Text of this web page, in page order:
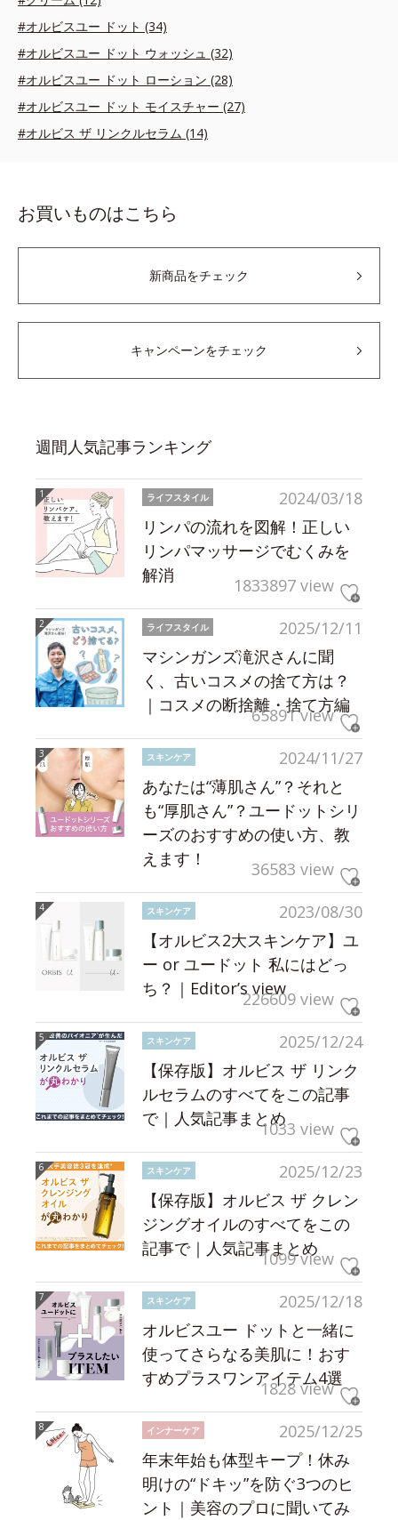
#オルビスユー ドット (34)
#オルビスユー ドット ウォッシュ (32)
#オルビスユー ドット ローション (28)
#オルビスユー ドット モイスチャー (27)
#オルビス ザ リンクルセラム (14)
お買いものはこちら
新商品をチェック
キャンペーンをチェック
週間人気記事ランキング
2024/03/18
ライフスタイル
リンパの流れを図解！正しい
リンパマッサージでむくみを
解消
1833897 view
2025/12/11
ライフスタイル
マシンガンズ滝沢さんに聞
く、古いコスメの捨て方は？
｜コスメの断捨離・捨て方編
65891 view
2024/11/27
スキンケア
あなたは“薄肌さん”？それと
も“厚肌さん”？ユードットシリ
ーズのおすすめの使い方、教
えます！
36583 view
2023/08/30
スキンケア
【オルビス2大スキンケア】ユ
ー or ユードット 私にはどっ
ち？｜Editor’s view226609 view
2025/12/24
スキンケア
【保存版】オルビス ザ リンク
ルセラムのすべてをこの記事
で｜人気記事まとめ1033 view
2025/12/23
スキンケア
【保存版】オルビス ザ クレン
ジングオイルのすべてをこの
記事で｜人気記事まとめ
1099 view
2025/12/18
スキンケア
オルビスユー ドットと一緒に
使ってさらなる美肌に！おす
すめプラスワンアイテム4選
1828 view
2025/12/25
インナーケア
年末年始も体型キープ！休み
明けの“ドキッ”を防ぐ3つのヒ
ント｜美容のプロに聞いてみ